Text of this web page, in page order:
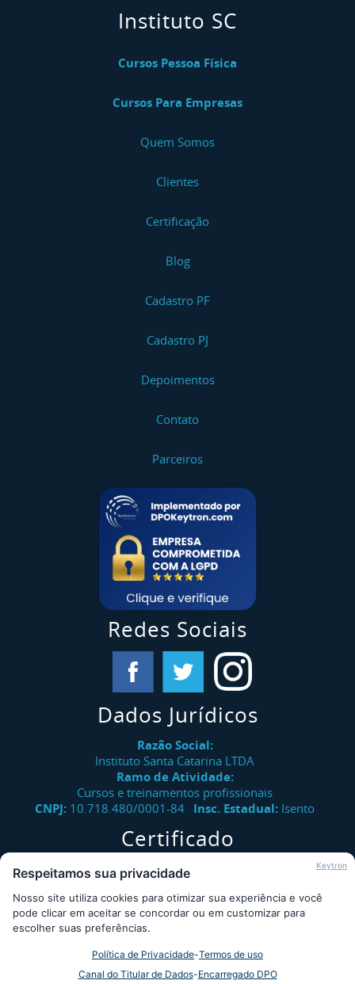
Instituto SC
Cursos Pessoa Física
Cursos Para Empresas
Quem Somos
Clientes
Certificação
Blog
Cadastro PF
Cadastro PJ
Depoimentos
Contato
Parceiros
Redes Sociais
Dados Jurídicos
Razão Social:
Instituto Santa Catarina LTDA
Ramo de Atividade:
Cursos e treinamentos profissionais
CNPJ: 10.718.480/0001-84 Insc. Estadual: Isento
Certificado
Verifique a autenticidade de certificados emitidos pelo
Instituto Santa Catarina.
Consultar
Desde 2009 - Instituto Santa Catarina © - Todos os direitos
Keytron
Respeitamos sua privacidade
Nosso site utiliza cookies para otimizar sua experiência e você
pode clicar em aceitar se concordar ou em customizar para
escolher suas preferências.
Política de Privacidade-Termos de uso
Canal do Titular de Dados-Encarregado DPO